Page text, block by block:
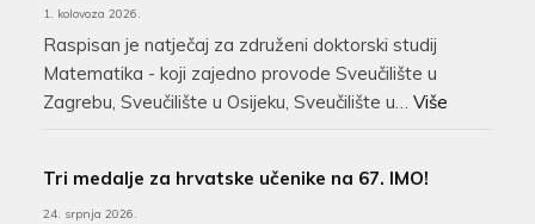
1. kolovoza 2026.
Raspisan je natječaj za združeni doktorski studij
Matematika - koji zajedno provode Sveučilište u
Zagrebu, Sveučilište u Osijeku, Sveučilište u… Više
Tri medalje za hrvatske učenike na 67. IMO!
24. srpnja 2026.